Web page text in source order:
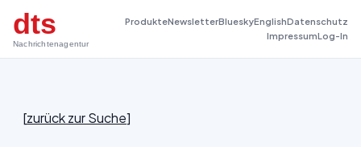
dts
Nachrichtenagentur
ProdukteNewsletterBlueskyEnglishDatenschutz
ImpressumLog-In
[zurück zur Suche]